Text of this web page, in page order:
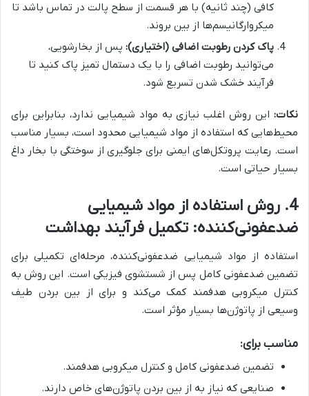
کافی (چند ثانیه) با هر قسمت از سطح پالت در تماس باشد تا
میکروارگانیسم‌ها از بین بروند.
پاک کردن رطوبت اضافی (اختیاری): پس از بخارشویی،
می‌توانید رطوبت اضافی را با یک دستمال تمیز پاک کنید تا
فرآیند خشک شدن تسریع شود.
نکات: این روش اغلب نیازی به مواد شیمیایی ندارد، بنابراین برای
محیط‌هایی که استفاده از مواد شیمیایی محدود است، بسیار مناسب
است. رعایت پروتکل‌های ایمنی برای جلوگیری از سوختگی با بخار داغ
بسیار حیاتی است.
4. روش استفاده از مواد شیمیایی
ضدعفونی‌کننده: تکمیل فرآیند بهداشت
استفاده از مواد شیمیایی ضدعفونی‌کننده، مرحله‌ای تکمیلی برای
تضمین ضدعفونی کامل پس از شستشوی فیزیکی است. این روش به
کنترل میکروبی هدفمند کمک می‌کند و برای از بین بردن طیف
وسیعی از پاتوژن‌ها بسیار مؤثر است.
مناسب برای:
تضمین ضدعفونی کامل و کنترل میکروبی هدفمند.
صنایعی که نیاز به از بین بردن پاتوژن‌های خاص دارند.